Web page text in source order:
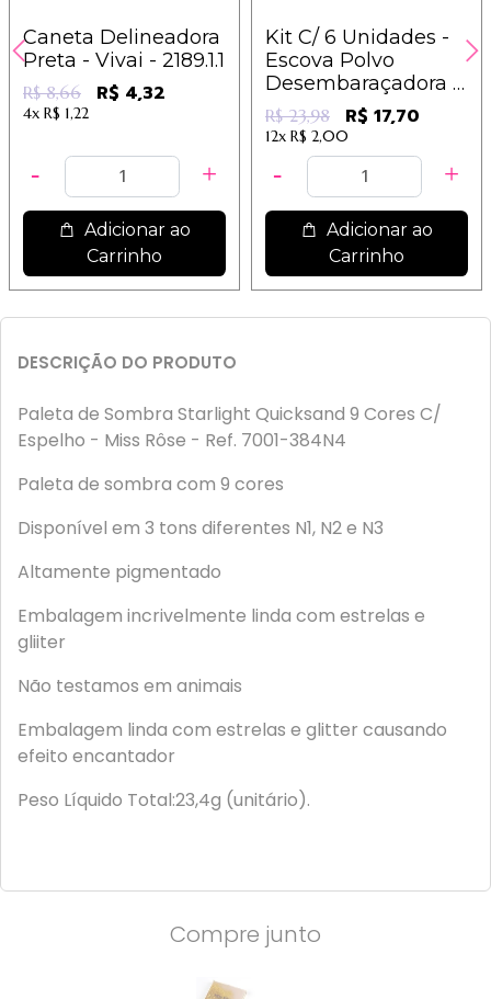
Caneta Delineadora
Preta - Vivai - 2189.1.1
R$ 8,66 R$ 4,32
4x R$ 1,22
Adicionar ao
Carrinho
Kit C/ 6 Unidades -
Escova Polvo
Desembaraçadora -
IM
R$ 23,98 R$ 17,70
12x R$ 2,00
Adicionar ao
Carrinho
DESCRIÇÃO DO PRODUTO
Paleta de Sombra Starlight Quicksand 9 Cores C/
Espelho - Miss Rôse - Ref. 7001-384N4
Paleta de sombra com 9 cores
Disponível em 3 tons diferentes N1, N2 e N3
Altamente pigmentado
Embalagem incrivelmente linda com estrelas e
gliiter
Não testamos em animais
Embalagem linda com estrelas e glitter causando
efeito encantador
Peso Líquido Total:23,4g (unitário).
Compre junto